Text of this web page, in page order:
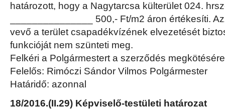
határozott, hogy a Nagytarcsa külterület 024.
_______________ 500,- Ft/m2 áron értékesíti.
vevő a terület csapadékvízének elvezetését
funkcióját nem szünteti meg.
Felkéri a Polgármestert a szerződés
Felelős: Rimóczi Sándor Vilmos Polgármester
Határidő: azonnal
18/2016.(II.29) Képviselő-testületi határozat